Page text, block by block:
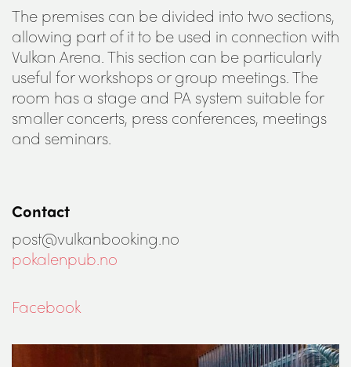
The premises can be divided into two sections,
allowing part of it to be used in connection with
Vulkan Arena. This section can be particularly
useful for workshops or group meetings. The
room has a stage and PA system suitable for
smaller concerts, press conferences, meetings
and seminars.
Contact
post@vulkanbooking.no
pokalenpub.no
Facebook